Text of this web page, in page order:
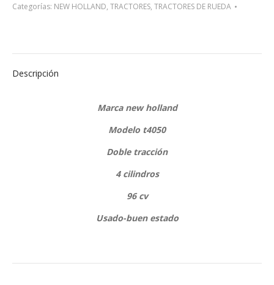
Categorías: NEW HOLLAND, TRACTORES, TRACTORES DE RUEDA
Descripción
Marca new holland
Modelo t4050
Doble tracción
4 cilindros
96 cv
Usado-buen estado